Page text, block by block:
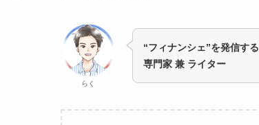
らく
“フィナンシェ”を発信する
専門家 兼 ライター